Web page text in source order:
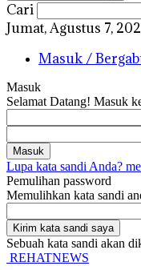
Cari
Jumat, Agustus 7,
Masuk /
Masuk
Selamat Datang! Masuk
Lupa kata sandi Anda?
Pemulihan password
Memulihkan kata sandi
Sebuah kata sandi akan
REHATNEWS